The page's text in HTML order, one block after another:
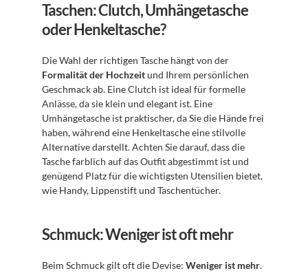
Taschen: Clutch, Umhängetasche
oder Henkeltasche?
Formalität der Hochzeit und Ihrem persönlichen
Geschmack ab. Eine Clutch ist ideal für formelle
Anlässe, da sie klein und elegant ist. Eine
Umhängetasche ist praktischer, da Sie die Hände frei
haben, während eine Henkeltasche eine stilvolle
Alternative darstellt. Achten Sie darauf, dass die
Tasche farblich auf das Outfit abgestimmt ist und
genügend Platz für die wichtigsten Utensilien bietet,
wie Handy, Lippenstift und Taschentücher.
Schmuck: Weniger ist oft mehr
Beim Schmuck gilt oft die Devise: Weniger ist mehr.